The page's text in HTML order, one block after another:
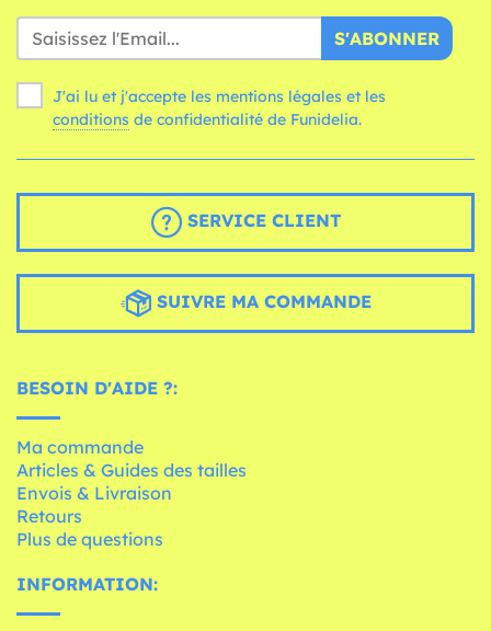
S'ABONNER
J'ai lu et j'accepte les mentions légales et les
conditions de confidentialité de Funidelia.
SERVICE CLIENT
SUIVRE MA COMMANDE
BESOIN D'AIDE ?:
Ma commande
Articles & Guides des tailles
Envois & Livraison
Retours
Plus de questions
INFORMATION: